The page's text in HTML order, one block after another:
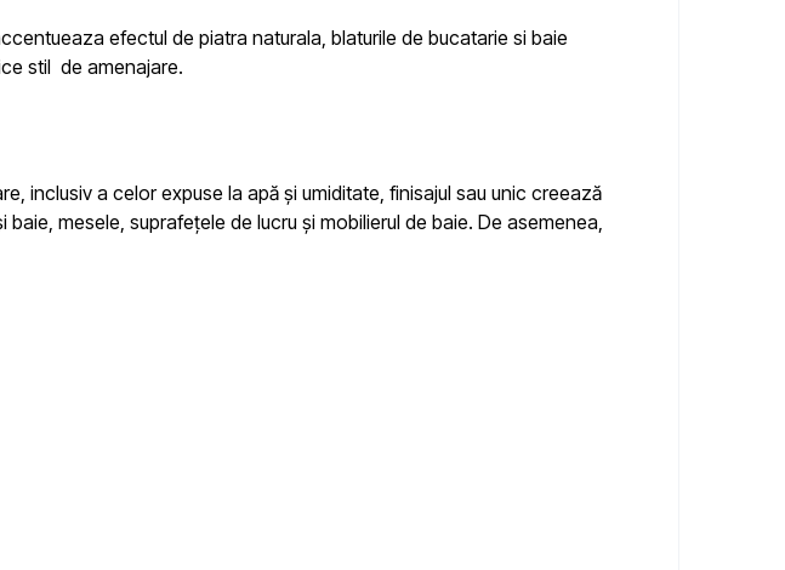
efectul de piatra naturala, blaturile de bucatarie si baie
stil de amenajare.
inclusiv a celor expuse la apă și umiditate, finisajul sau unic creează
mesele, suprafețele de lucru și mobilierul de baie. De asemenea,